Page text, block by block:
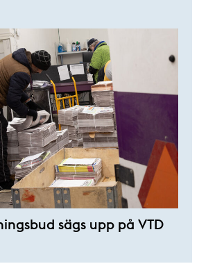
sägs upp på VTD